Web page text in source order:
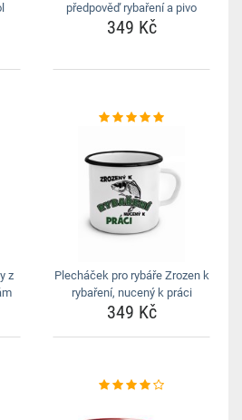
předpověď rybaření a pivo
349 Kč
z
Plecháček pro rybáře Zrozen k
rybaření, nucený k práci
349 Kč